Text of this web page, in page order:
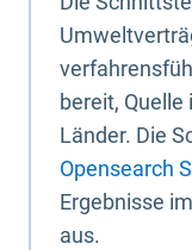
bereit,
Länder. Die
Opensearch
Ergebnisse
aus.